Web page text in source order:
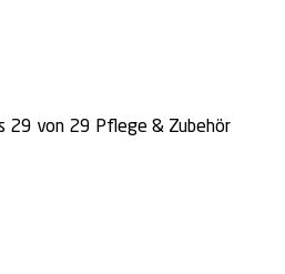
29 von 29 Pflege & Zubehör